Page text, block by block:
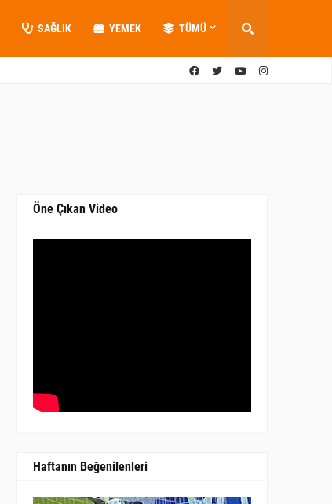
SAĞLIK YEMEK TÜMÜ
Öne Çıkan Video
Haftanın Beğenilenleri